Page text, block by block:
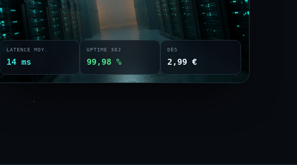
LATENCE MOY.
14 ms
UPTIME 30J
99,98 %
DÈS
2,99 €